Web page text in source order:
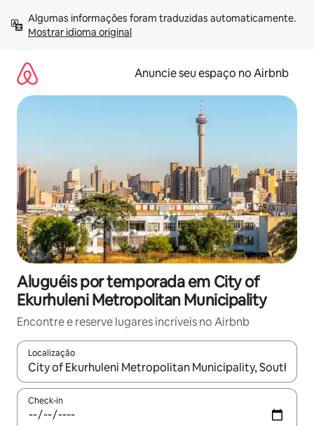
para
Mostrar idioma original
Anuncie seu espaço no Airbnb
Aluguéis por temporada em City of
Ekurhuleni Metropolitan Municipality
Encontre e reserve lugares incríveis no Airbnb
Localização
Quando os resultados estiverem disponíveis, explore-os
Check-in